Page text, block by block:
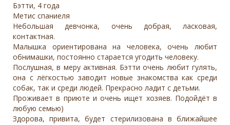
Бэтти, 4 года
Метис спаниеля
Небольшая девчонка, очень добрая, ласковая,
контактная.
Малышка ориентирована на человека, очень любит
обнимашки, постоянно старается угодить человеку.
Послушная, в меру активная. Бэтти очень любит гулять,
она с лёгкостью заводит новые знакомства как среди
собак, так и среди людей. Прекрасно ладит с детьми.
Проживает в приюте и очень ищет хозяев. Подойдёт в
любую семью)
Здорова, привита, будет стерилизована в ближайшее